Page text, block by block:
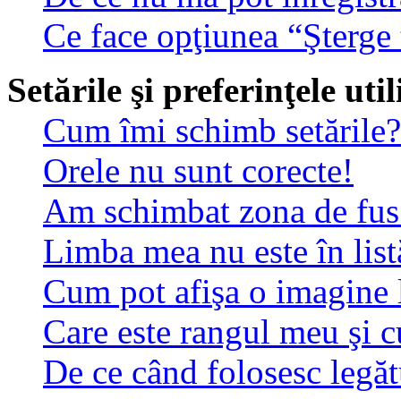
Ce face opţiunea
Setările şi preferinţele
Cum îmi schimb setările?
Orele nu sunt corecte!
Am schimbat zona de
Limba mea nu este în
Cum pot afişa o
Care este rangul meu şi
De ce când folosesc